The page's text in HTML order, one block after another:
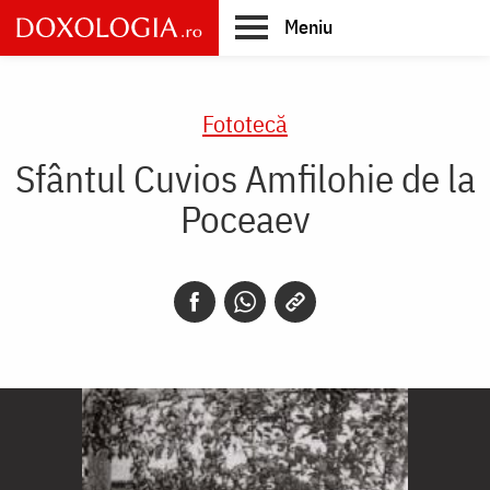
Skip
to
main
Meniu
Fototecă
Sfântul Cuvios Amfilohie de la
Poceaev